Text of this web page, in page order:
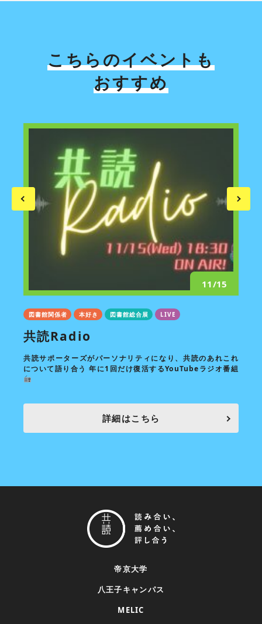
こちらのイベントも
おすすめ
11/15
図書館関係者 本好き 図書館総合展 LIVE
共読Radio
共読サポーターズがパーソナリティになり、共読のあれこれ
について語り合う 年に1回だけ復活するYouTubeラジオ番組
詳細はこちら
帝京大学
八王子キャンパス
MELIC